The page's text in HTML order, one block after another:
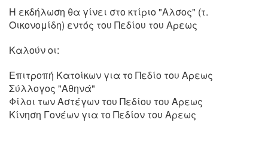
Η εκδήλωση θα γίνει στο κτίριο "Αλσος" (τ.
Οικονομίδη) εντός του Πεδίου του Αρεως
Καλούν οι:
Επιτροπή Κατοίκων για το Πεδίο του Αρεως
Σύλλογος "Αθηνά"
Φίλοι των Αστέγων του Πεδίου του Αρεως
Κίνηση Γονέων για το Πεδίον του Αρεως